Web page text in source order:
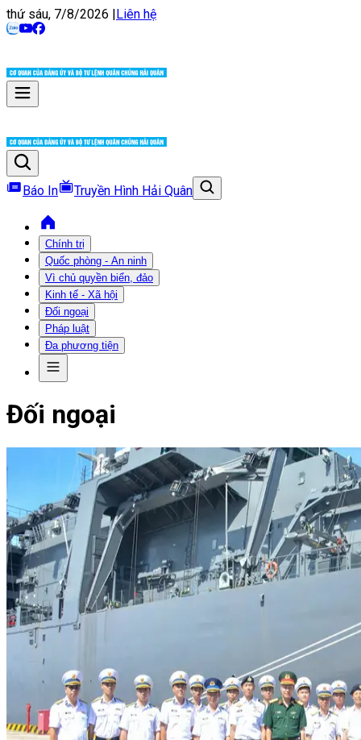
thứ sáu, 7/8/2026 |Liên hệ
Báo In Truyền Hình Hải Quân
Chính trị
Quốc phòng - An ninh
Vì chủ quyền biển, đảo
Kinh tế - Xã hội
Đối ngoại
Pháp luật
Đa phương tiện
Đối ngoại